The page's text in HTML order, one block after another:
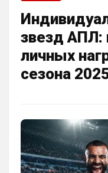
звезд АПЛ:
личных
сезона